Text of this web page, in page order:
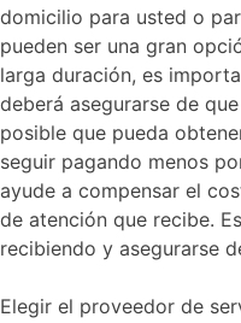
domicilio para usted o
pueden ser una gran
larga duración, es
deberá asegurarse de
posible que pueda
seguir pagando menos
ayude a compensar el
de atención que recibe.
recibiendo y asegurarse
Elegir el proveedor de